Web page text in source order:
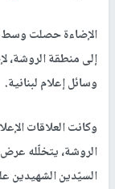
الإضاءة حصلت وسط
إلى منطقة الروشة،
وسائل إعلام لبنانية.
وكانت العلاقات
الروشة، يتخلّله عرض
السيّدين الشهيدين